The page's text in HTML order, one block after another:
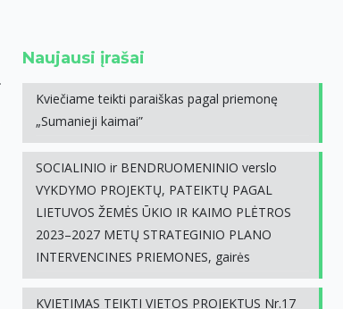
Naujausi įrašai
Kviečiame teikti paraiškas pagal priemonę
„Sumanieji kaimai”
SOCIALINIO ir BENDRUOMENINIO verslo
VYKDYMO PROJEKTŲ, PATEIKTŲ PAGAL
LIETUVOS ŽEMĖS ŪKIO IR KAIMO PLĖTROS
2023–2027 METŲ STRATEGINIO PLANO
INTERVENCINES PRIEMONES, gairės
KVIETIMAS TEIKTI VIETOS PROJEKTUS Nr.17